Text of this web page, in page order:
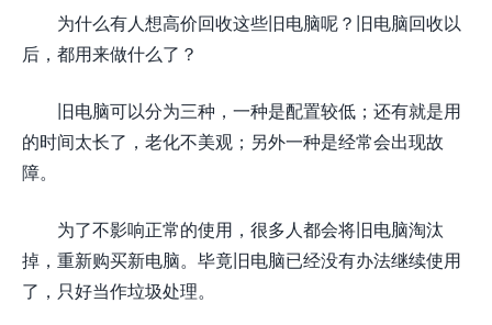
为什么有人想高价回收这些旧电脑呢？旧电脑回收以
后，都用来做什么了？
旧电脑可以分为三种，一种是配置较低；还有就是用
的时间太长了，老化不美观；另外一种是经常会出现故
障。
为了不影响正常的使用，很多人都会将旧电脑淘汰
掉，重新购买新电脑。毕竟旧电脑已经没有办法继续使用
了，只好当作垃圾处理。